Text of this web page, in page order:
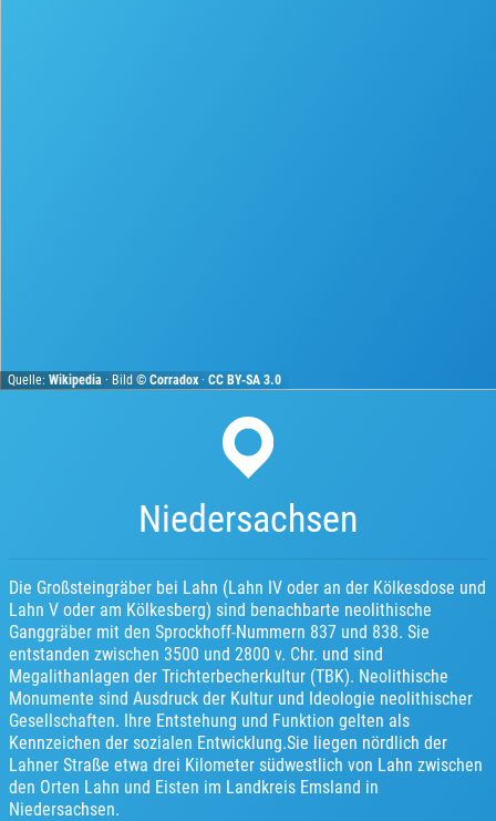
Quelle:Wikipedia · Bild ©Corradox ·CC BY-SA 3.0
Niedersachsen
Die Großsteingräber bei Lahn (Lahn IV oder an der Kölkesdose und
Lahn V oder am Kölkesberg) sind benachbarte neolithische
Ganggräber mit den Sprockhoff-Nummern 837 und 838. Sie
entstanden zwischen 3500 und 2800 v. Chr. und sind
Megalithanlagen der Trichterbecherkultur (TBK). Neolithische
Monumente sind Ausdruck der Kultur und Ideologie neolithischer
Gesellschaften. Ihre Entstehung und Funktion gelten als
Kennzeichen der sozialen Entwicklung.Sie liegen nördlich der
Lahner Straße etwa drei Kilometer südwestlich von Lahn zwischen
den Orten Lahn und Eisten im Landkreis Emsland in
Niedersachsen.